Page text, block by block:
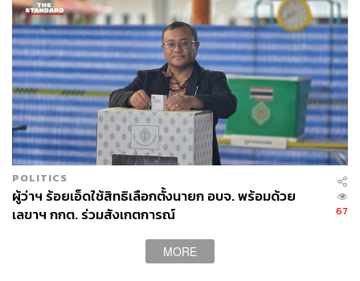
POLITICS
ผู้ว่าฯ ร้อยเอ็ดใช้สิทธิเลือกตั้งนายก อบจ. พร้อมด้วย
เลขาฯ กกต. ร่วมสังเกตการณ์
67
MORE